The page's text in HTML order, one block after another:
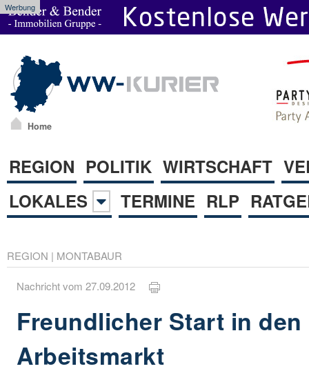
Werbung
Home
REGION POLITIK WIRTSCHAFT
LOKALES
TERMINE RLP
REGION | MONTABAUR
Nachricht vom 27.09.2012
Freundlicher Start in den
Arbeitsmarkt